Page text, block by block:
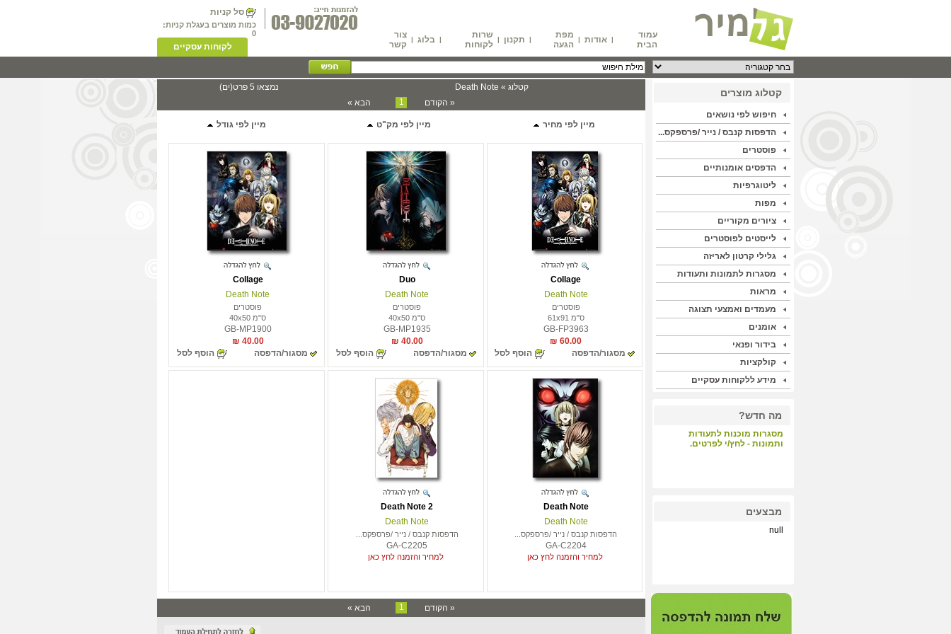
עמוד
הבית
| אודות |
מפת
הגעה
| תקנון |
שרות
לקוחות
| בלוג | צור
קשר
סל קניות
כמות מוצרים בעגלת קניות:
0
לקוחות עסקיים
קטלוג מוצרים
חיפוש לפי נושאים
הדפסות קנבס / נייר /פרספקס...
פוסטרים
הדפסים אומנותיים
ליטוגרפיות
מפות
ציורים מקוריים
לייסטים לפוסטרים
גלילי קרטון לאריזה
מסגרות לתמונות ותעודות
מראות
מעמדים ואמצעי תצוגה
אומנים
בידור ופנאי
קולקציות
מידע ללקוחות עסקיים
מה חדש?
מסגרות מוכנות לתעודות
ותמונות - לחץ/י לפרטים.
וסימולציה - לחץ/י לפרטים.
מבצעים
null
קטלוג » Death Note
נמצאו 5 פרט(ים)
« הקודם
1 הבא »
מיין לפי מחיר מיין לפי מק"ט מיין לפי גודל
Collage
Death Note
פוסטרים
ס"מ 61x91
GB-FP3963
60.00 ₪
מסגור/הדפסה
הוסף לסל
Duo
Death Note
פוסטרים
ס"מ 40x50
GB-MP1935
40.00 ₪
מסגור/הדפסה
הוסף לסל
Collage
Death Note
פוסטרים
ס"מ 40x50
GB-MP1900
40.00 ₪
מסגור/הדפסה
הוסף לסל
Death Note
Death Note
הדפסות קנבס / נייר /פרספקס...
GA-C2204
למחיר והזמנה לחץ כאן
Death Note 2
Death Note
הדפסות קנבס / נייר /פרספקס...
GA-C2205
למחיר והזמנה לחץ כאן
« הקודם 1 הבא »